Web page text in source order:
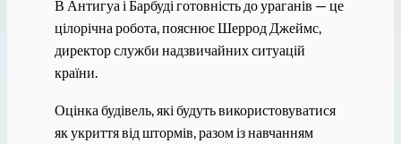
В Антигуа і Барбуді готовність до ураганів — це
цілорічна робота, пояснює Шеррод Джеймс,
директор служби надзвичайних ситуацій
країни.
Оцінка будівель, які будуть використовуватися
як укриття від штормів, разом із навчанням